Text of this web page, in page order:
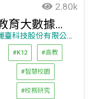
2.80k
教育大數據解決方案
麗臺科技股份有限公司
#K12 #高教
#智慧校園
#校務研究